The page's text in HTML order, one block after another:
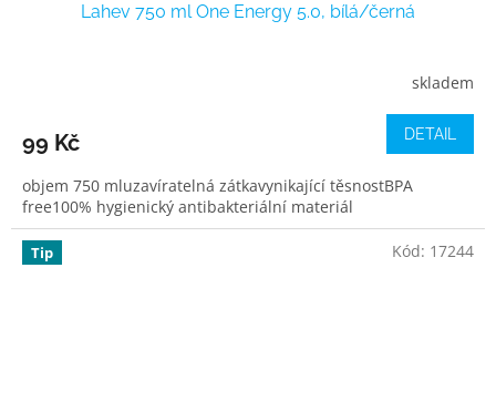
Lahev 750 ml One Energy 5.0, bílá/černá
skladem
99 Kč DETAIL
objem 750 mluzavíratelná zátkavynikající těsnostBPA
free100% hygienický antibakteriální materiál
Tip Kód: 17244